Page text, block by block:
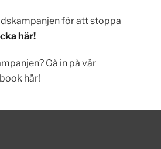
för att stoppa
här!
Gå in på vår
här!